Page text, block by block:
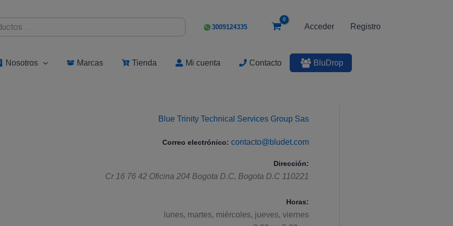
3009124335 Acceder Registro
Nosotros Marcas Tienda Mi cuenta Contacto BluDrop
Blue Trinity Technical Services Group Sas
Correo electrónico: contacto@bludet.com
Dirección:
Cr 16 76 42 Oficina 204 Bogota D.C, Bogota D.C 110221
Horas:
lunes, martes, miércoles, jueves, viernes